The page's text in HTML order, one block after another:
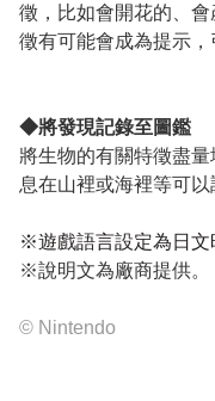
徵，比如會開花的、
徵有可能會成為提示，
◆將發現記錄至圖鑑
將生物的有關特徵盡
息在山裡或海裡等可以
※遊戲語言設定為日文
※說明文為廠商提供。
© Nintendo